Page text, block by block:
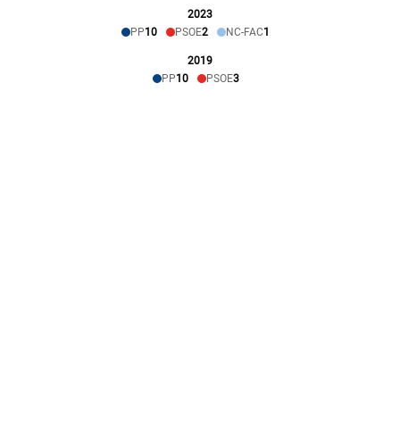
2023
PP10 PSOE2 NC-FAC1
2019
PP10 PSOE3